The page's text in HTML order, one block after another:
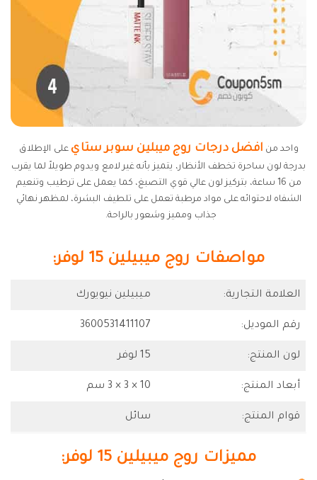
واحد من افضل درجات روج ميبلين سوبر ستاي على الإطلاق
بدرجة لون ساحرة تخطف الأنظار، يتميز بأنه غير لامع ويدوم طويلاً لما يقرب
من 16 ساعة، بتركيز لون عالي قوي التصبغ، كما يعمل على ترطيب وتنعيم
الشفاه لاحتوائه على مواد مرطبة تعمل على تلطيف البشرة، لمظهر نهائي
جذاب ومميز وشعور بالراحة.
مواصفات روج ميبيلين 15 لوفر:
العلامة التجارية: ميبيلين نيويورك
رقم الموديل: 3600531411107
لون المنتج: 15 لوفر
أبعاد المنتج: 10 × 3 × 3 سم
قوام المنتج: سائل
مميزات روج ميبيلين 15 لوفر: